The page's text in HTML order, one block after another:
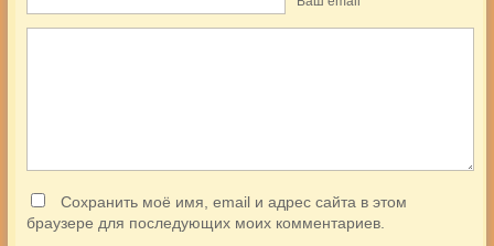
Сохранить моё имя, email и адрес сайта в этом
браузере для последующих моих комментариев.